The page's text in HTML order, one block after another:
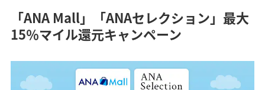
「ANA Mall」「ANAセレクション」最大
15％マイル還元キャンペーン